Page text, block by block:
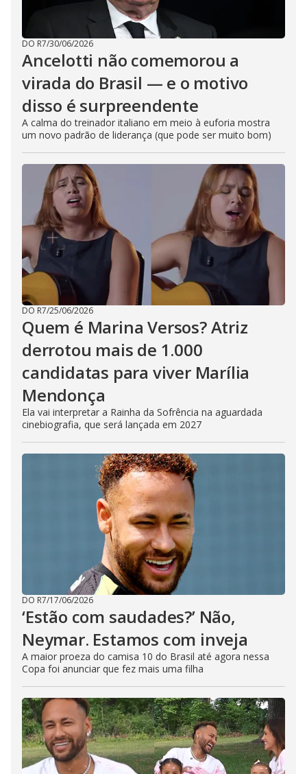
DO R7/30/06/2026
Ancelotti não comemorou a
virada do Brasil — e o motivo
disso é surpreendente
A calma do treinador italiano em meio à euforia mostra
um novo padrão de liderança (que pode ser muito bom)
DO R7/25/06/2026
Quem é Marina Versos? Atriz
derrotou mais de 1.000
candidatas para viver Marília
Mendonça
Ela vai interpretar a Rainha da Sofrência na aguardada
cinebiografia, que será lançada em 2027
DO R7/17/06/2026
‘Estão com saudades?’ Não,
Neymar. Estamos com inveja
A maior proeza do camisa 10 do Brasil até agora nessa
Copa foi anunciar que fez mais uma filha